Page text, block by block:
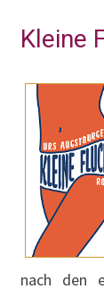
Kleine
nach den